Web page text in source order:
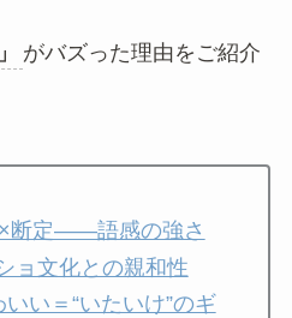
がバズった理由をご紹介
断定――語感の強さ
ョ文化との親和性
い＝“いたいけ”のギ